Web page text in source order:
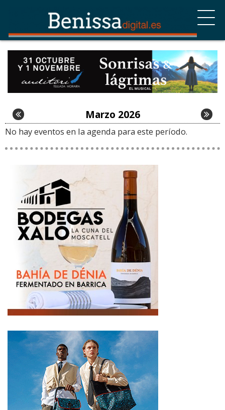
Marzo 2026
No hay eventos en la agenda para este período.